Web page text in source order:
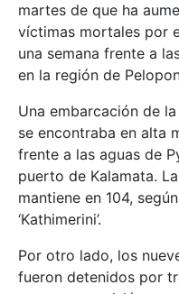
martes de que ha
víctimas mortales por
una semana frente a
en la región de
Una embarcación de
se encontraba en alta
frente a las aguas de
puerto de Kalamata.
mantiene en 104,
‘Kathimerini’.
Por otro lado, los
fueron detenidos por